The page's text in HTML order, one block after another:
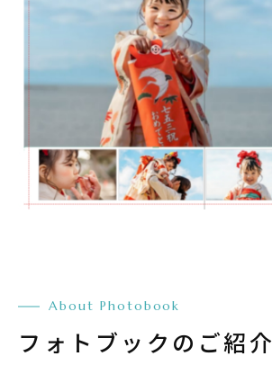
About Photobook
フォトブックのご紹介